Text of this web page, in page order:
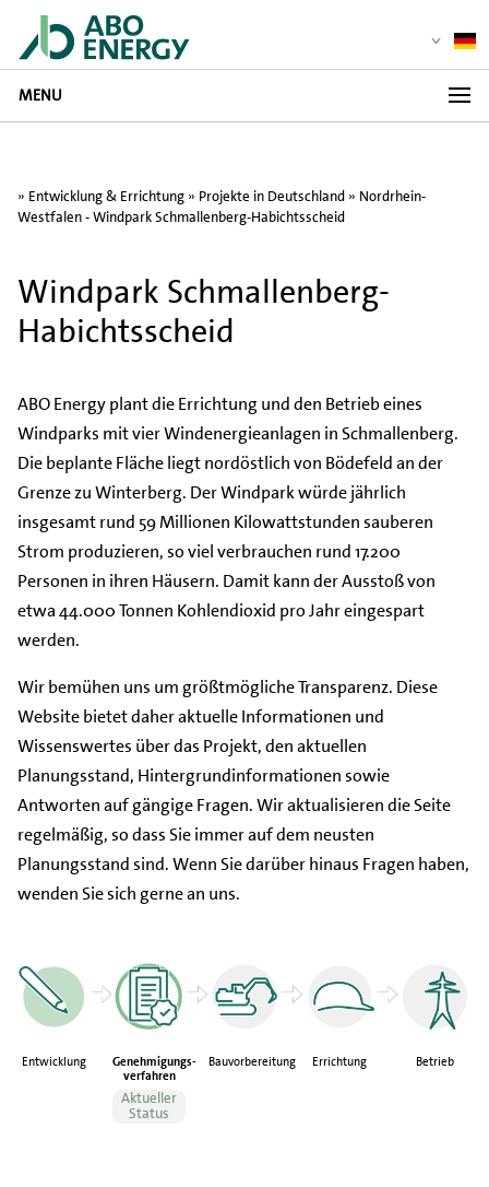
MENU
» Entwicklung & Errichtung » Projekte in Deutschland » Nordrhein-
Westfalen - Windpark Schmallenberg-Habichtsscheid
Windpark Schmallenberg-
Habichtsscheid
ABO Energy plant die Errichtung und den Betrieb eines
Windparks mit vier Windenergieanlagen in Schmallenberg.
Die beplante Fläche liegt nordöstlich von Bödefeld an der
Grenze zu Winterberg. Der Windpark würde jährlich
insgesamt rund 59 Millionen Kilowattstunden sauberen
Strom produzieren, so viel verbrauchen rund 17.200
Personen in ihren Häusern. Damit kann der Ausstoß von
etwa 44.000 Tonnen Kohlendioxid pro Jahr eingespart
werden.
Wir bemühen uns um größtmögliche Transparenz. Diese
Website bietet daher aktuelle Informationen und
Wissenswertes über das Projekt, den aktuellen
Planungsstand, Hintergrundinformationen sowie
Antworten auf gängige Fragen. Wir aktualisieren die Seite
regelmäßig, so dass Sie immer auf dem neusten
Planungsstand sind. Wenn Sie darüber hinaus Fragen haben,
wenden Sie sich gerne an uns.
Entwicklung
Genehmigungs-
verfahren
Aktueller
Status
Bauvorbereitung Errichtung Betrieb